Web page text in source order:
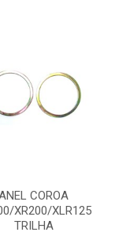
COROA
XR200/XLR125
TRILHA